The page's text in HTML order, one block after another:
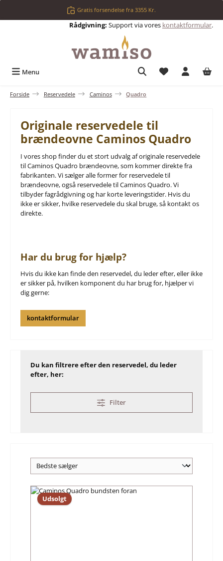
Gratis forsendelse fra 3355 Kr.
Rådgivning: Support via vores kontaktformular.
Menu Du har 0
Forside Reservedele Caminos Quadro
Originale reservedele til
brændeovne Caminos Quadro
I vores shop finder du et stort udvalg af originale reservedele
til Caminos Quadro brændeovne, som kommer direkte fra
fabrikanten. Vi sælger alle former for reservedele til
brændeovne, også reservedele til Caminos Quadro. Vi
tilbyder fagrådgivning og har korte leveringstider. Hvis du
ikke er sikker, hvilke reservedele du skal bruge, så kontakt os
direkte.
Har du brug for hjælp?
Hvis du ikke kan finde den reservedel, du leder efter, eller ikke
er sikker på, hvilken komponent du har brug for, hjælper vi
dig gerne:
kontaktformular
Du kan filtrere efter den reservedel, du leder
efter, her:
Filter
Udsolgt